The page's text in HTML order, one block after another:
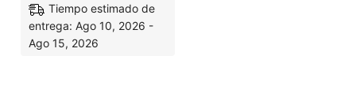
Tiempo estimado de
entrega: Ago 10, 2026 -
Ago 15, 2026